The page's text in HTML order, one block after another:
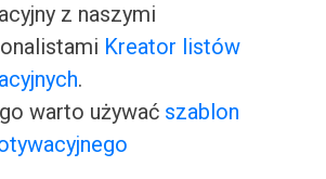
z naszymi
Kreator listów
.
warto używać szablon